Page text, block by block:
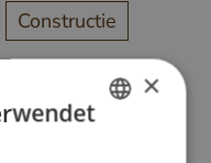
Constructie
×